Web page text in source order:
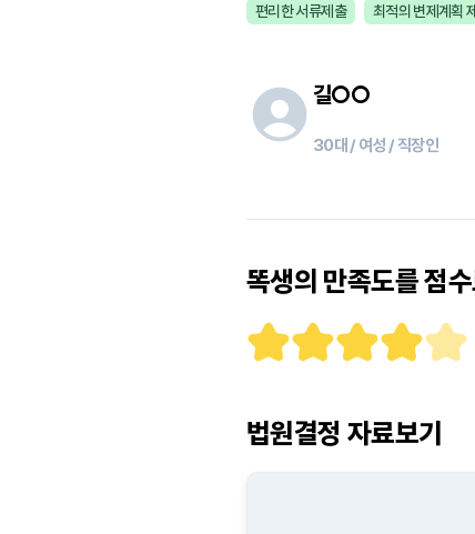
편리한 서류제출 최적의 변제계획
길○○
30대 / 여성 / 직장인
똑생의 만족도를 점
법원결정 자료보기